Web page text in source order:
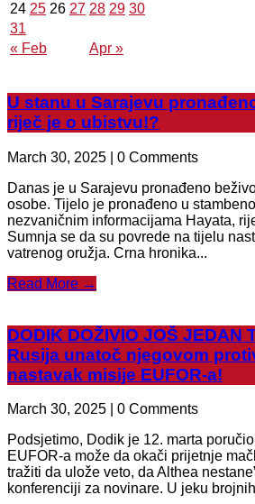
« Feb Apr »
24 25 26 27 28 29 30
31
U stanu u Sarajevu
riječ je o ubistvu!?
March 30, 2025 | 0 Comments
Danas je u Sarajevu pronađeno
osobe. Tijelo je pronađeno u
nezvaničnim informacijama Hayata,
Sumnja se da su povrede na tijelu
vatrenog oružja. Crna hronika...
Read More →
DODIK DOŽIVIO JOŠ JEDAN
Rusija unatoč njegovom
nastavak misije EUFOR-a!
March 30, 2025 | 0 Comments
Podsjetimo, Dodik je 12. marta
EUFOR-a može da okači prijetnje
tražiti da ulože veto, da Althea
konferenciji za novinare. U jeku